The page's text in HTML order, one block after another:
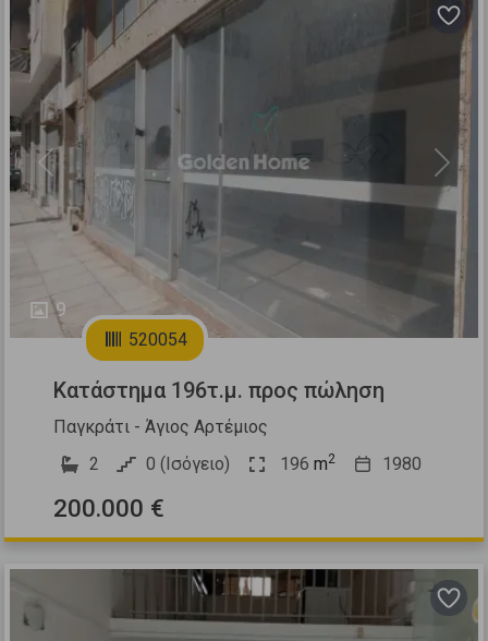
9
Previous Next
520054
Κατάστημα 196τ.μ. προς πώληση
Παγκράτι - Άγιος Αρτέμιος
2
0 (Ισόγειο) 196 m2 1980
200.000 €